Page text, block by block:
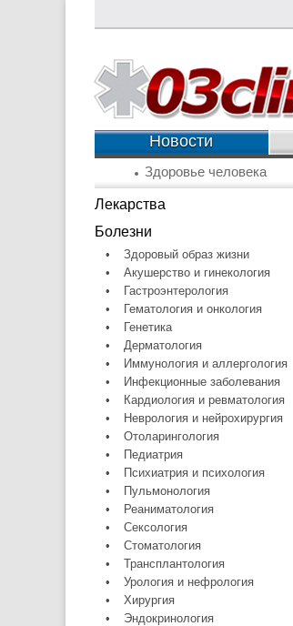
Новости
Здоровье человека
Лекарства
Болезни
•
Здоровый образ жизни
•
Акушерство и гинекология
•
Гастроэнтерология
•
Гематология и онкология
•
Генетика
•
Дерматология
•
Иммунология и аллергология
•
Инфекционные заболевания
•
Кардиология и ревматология
•
Неврология и нейрохирургия
•
Отоларингология
•
Педиатрия
•
Психиатрия и психология
•
Пульмонология
•
Реаниматология
•
Сексология
•
Стоматология
•
Трансплантология
•
Урология и нефрология
•
Хирургия
•
Эндокринология